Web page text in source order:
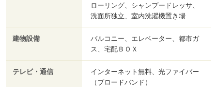
ローリング、シャンプードレッサ、
洗面所独立、室内洗濯機置き場
建物設備
バルコニー、エレベーター、都市ガ
ス、宅配ＢＯＸ
テレビ・通信
インターネット無料、光ファイバー
（ブロードバンド）